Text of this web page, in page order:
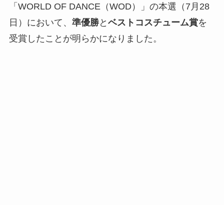
「WORLD OF DANCE（WOD）」の本選（7月28
日）において、 準優勝と ベストコスチューム賞を
受賞したことが明らかになりました。